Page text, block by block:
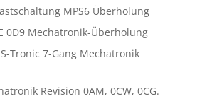
MPS6 Überholung
0D9 Mechatronik-Überholung
Tronic 7-Gang Mechatronik
Revision 0AM, 0CW, 0CG.